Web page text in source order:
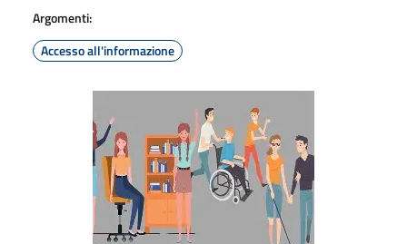
Argomenti:
Accesso all'informazione